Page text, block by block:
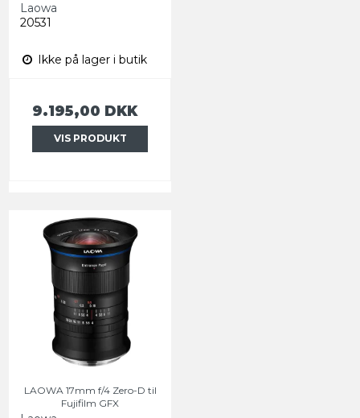
Laowa
20531
Ikke på lager i butik
9.195,00 DKK
VIS PRODUKT
LAOWA 17mm f/4 Zero-D til
Fujifilm GFX